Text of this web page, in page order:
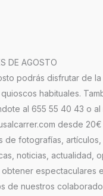
DE AGOSTO
podrás disfrutar de
habituales.
al 655 55 40 43 o al
desde 20€
de fotografías,
noticias, actualidad,
obtener espectaculares e
de nuestros